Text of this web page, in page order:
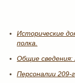
Исторические
полка.
Общие сведения:
Персоналии 209-